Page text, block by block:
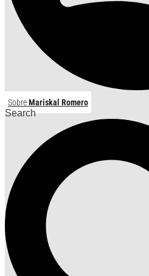
SobreMariskal Romero
Search